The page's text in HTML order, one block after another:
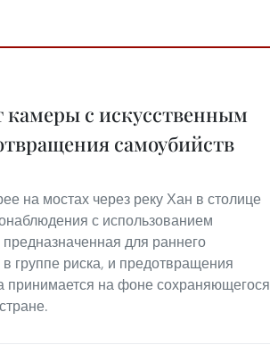
с искусственным
самоубийств
на мостах через реку Хан в столице
с использованием
для раннего
группе риска, и предотвращения
принимается на фоне сохраняющегося